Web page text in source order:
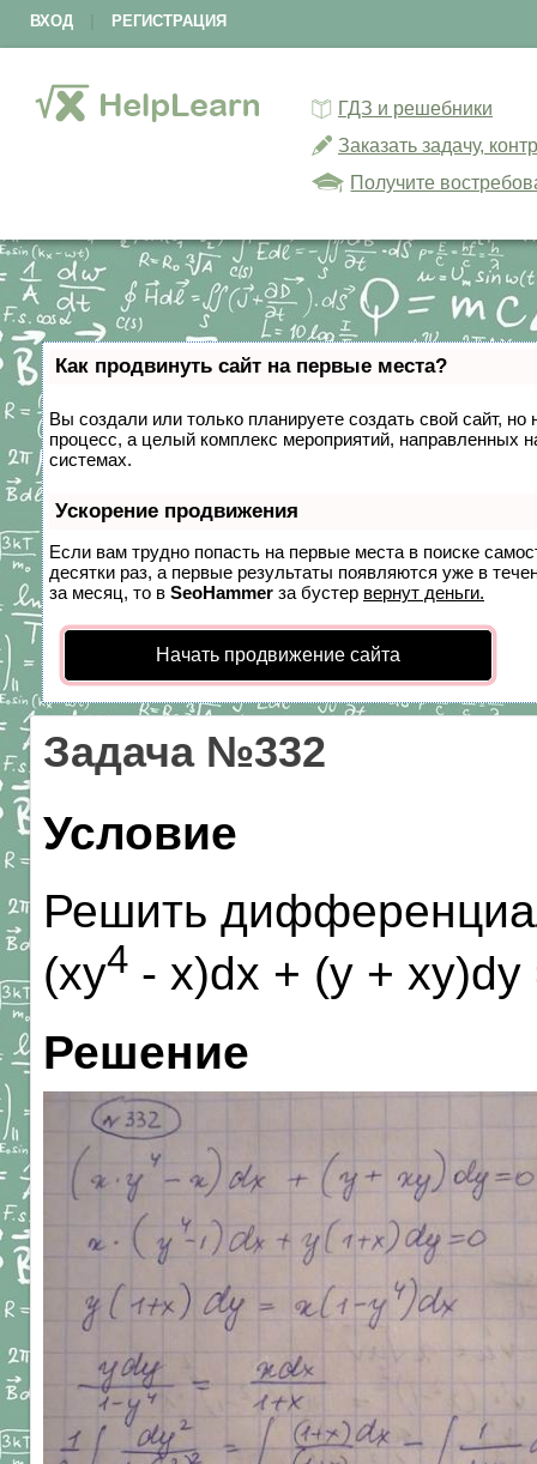
ВХОД РЕГИСТРАЦИЯ
ГДЗ и решебники
Заказать задачу,
Получите
Как продвинуть сайт на первые места?
Вы создали или только планируете создать свой сайт,
процесс, а целый комплекс мероприятий, направленных
системах.
Ускорение продвижения
Если вам трудно попасть на первые места в поиске
десятки раз, а первые результаты появляются уже в
за месяц, то в SeoHammer за бустер вернут деньги.
Начать продвижение сайта
Задача №332
Условие
Решить
(xy4 - x)dx + (y + xy)dy
Решение